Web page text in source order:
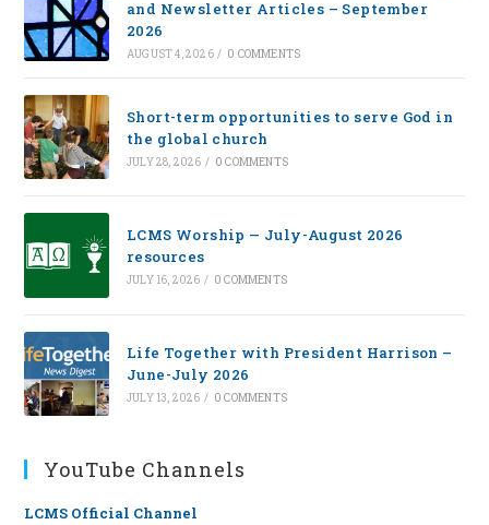
and Newsletter Articles – September
2026
AUGUST 4, 2026 / 0 COMMENTS
Short-term opportunities to serve God in
the global church
JULY 28, 2026 / 0 COMMENTS
LCMS Worship — July-August 2026
resources
JULY 16, 2026 / 0 COMMENTS
Life Together with President Harrison –
June-July 2026
JULY 13, 2026 / 0 COMMENTS
YouTube Channels
LCMS Official Channel